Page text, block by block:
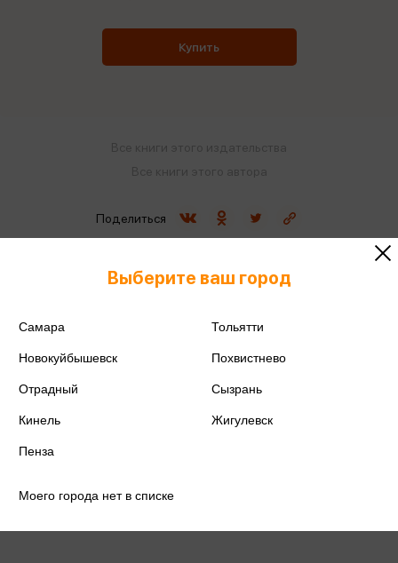
978-5-699-94070-7
Издательство
Купить
Поделиться
Выберите ваш город
Самара Тольятти
Новокуйбышевск Похвистнево
Отрадный Сызрань
Кинель Жигулевск
Пенза
Моего города нет в списке